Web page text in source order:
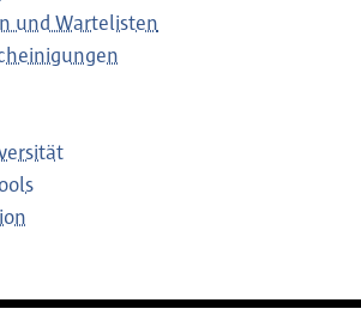
und Wartelisten